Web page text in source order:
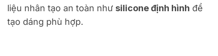
liệu nhân tạo an toàn như silicone định hình để
tạo dáng phù hợp.